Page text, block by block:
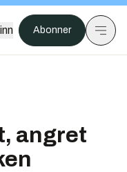
Abonner
angret